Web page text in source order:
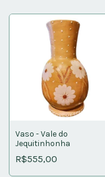
Vaso - Vale do
Jequitinhonha
R$555,00